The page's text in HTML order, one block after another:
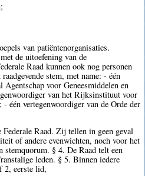
van patiëntenorganisaties.
de uitoefening van de
Raad kunnen ook nog personen
stem, met name: - één
Agentschap voor Geneesmiddelen en
van het Rijksinstituut voor
één vertegenwoordiger van de Orde der
Raad. Zij tellen in geen geval
of andere evenwichten, noch voor het
stemquorum. § 4. De Raad telt een
leden. § 5. Binnen iedere
2, eerste lid,